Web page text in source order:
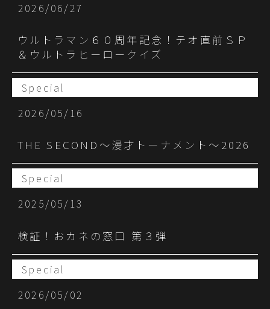
2026/06/27
ウルトラマン６０周年記念！テオ直前ＳＰ
＆ウルトラヒーロークイズ
Special
2026/05/16
THE SECOND～漫才トーナメント～2026
Special
2025/05/13
検証！おカネの窓口 第３弾
Special
2026/05/02